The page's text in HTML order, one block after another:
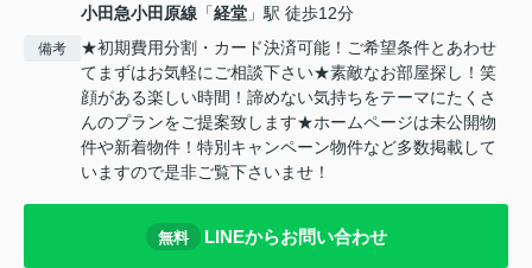
小田急小田原線 「経堂 」駅 徒歩12分
備考
★初期費用分割・カード決済可能！ご希望条件とあわせ
てまずはお気軽にご相談下さい★素敵なお部屋探し！笑
顔がある楽しい時間！諦めない気持ちをテーマにたくさ
んのプランをご提案致します★ホームページは未公開物
件や新着物件！特別キャンペーン物件など多数掲載して
いますので是非ご覧下さいませ！
無料 LINEからお問い合わせ